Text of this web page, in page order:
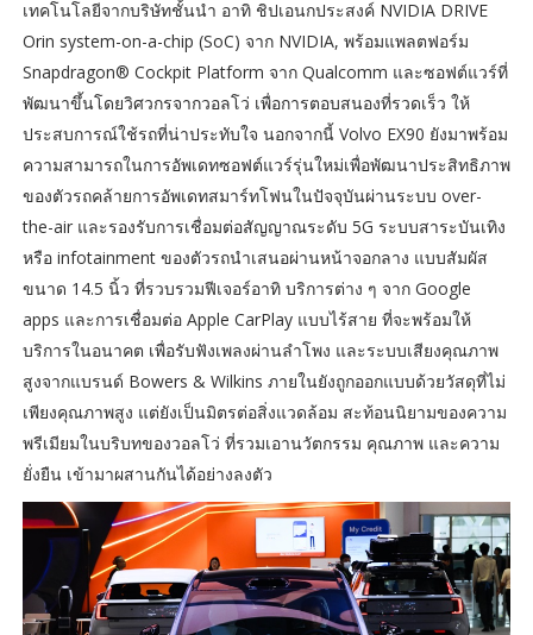
เทคโนโลยีจากบริษัทชั้นนำ อาทิ ชิปเอนกประสงค์ NVIDIA DRIVE
Orin system-on-a-chip (SoC) จาก NVIDIA, พร้อมแพลตฟอร์ม
Snapdragon® Cockpit Platform จาก Qualcomm และซอฟต์แวร์ที่
พัฒนาขึ้นโดยวิศวกรจากวอลโว่ เพื่อการตอบสนองที่รวดเร็ว ให้
ประสบการณ์ใช้รถที่น่าประทับใจ นอกจากนี้ Volvo EX90 ยังมาพร้อม
ความสามารถในการอัพเดทซอฟต์แวร์รุ่นใหม่เพื่อพัฒนาประสิทธิภาพ
ของตัวรถคล้ายการอัพเดทสมาร์ทโฟนในปัจจุบันผ่านระบบ over-
the-air และรองรับการเชื่อมต่อสัญญาณระดับ 5G ระบบสาระบันเทิง
หรือ infotainment ของตัวรถนำเสนอผ่านหน้าจอกลาง แบบสัมผัส
ขนาด 14.5 นิ้ว ที่รวบรวมฟีเจอร์อาทิ บริการต่าง ๆ จาก Google
apps และการเชื่อมต่อ Apple CarPlay แบบไร้สาย ที่จะพร้อมให้
บริการในอนาคต เพื่อรับฟังเพลงผ่านลำโพง และระบบเสียงคุณภาพ
สูงจากแบรนด์ Bowers & Wilkins ภายในยังถูกออกแบบด้วยวัสดุที่ไม่
เพียงคุณภาพสูง แต่ยังเป็นมิตรต่อสิ่งแวดล้อม สะท้อนนิยามของความ
พรีเมียมในบริบทของวอลโว่ ที่รวมเอานวัตกรรม คุณภาพ และความ
ยั่งยืน เข้ามาผสานกันได้อย่างลงตัว